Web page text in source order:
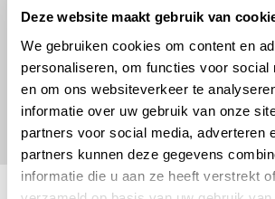
Deze website maakt gebruik van
We gebruiken cookies om content en
personaliseren, om functies voor social
en om ons websiteverkeer te
informatie over uw gebruik van onze
partners voor social media, adverteren
partners kunnen deze gegevens
informatie die u aan ze heeft verstrekt
om de vereiste
veilige en verantwoorde manier uit te
vrijwaart en indemniseert de
Energiesvoor enig verlies, letsel,
veroorzaakt door een onjuiste
onjuist gebruik van de gepubliceerde